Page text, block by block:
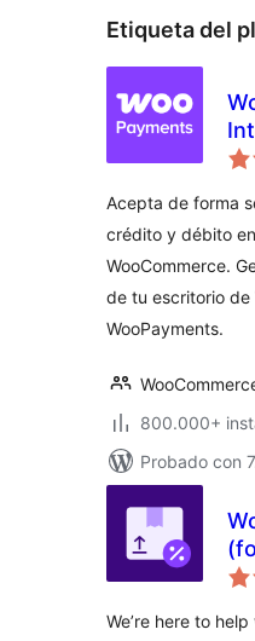
Etiqueta del
Acepta de forma
crédito y débito
WooCommerce.
de tu escritorio de
WooPayments.
800.000+
Probado con
We’re here to